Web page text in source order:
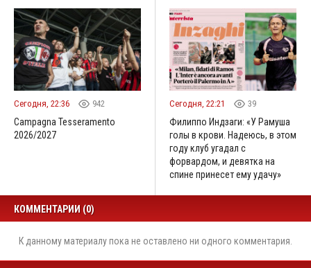
Сегодня, 22:36 942
Campagna Tesseramento
2026/2027
Сегодня, 22:21 39
Филиппо Индзаги: «У Рамуша
голы в крови. Надеюсь, в этом
году клуб угадал с
форвардом, и девятка на
спине принесет ему удачу»
КОММЕНТАРИИ (0)
К данному материалу пока не оставлено ни одного комментария.